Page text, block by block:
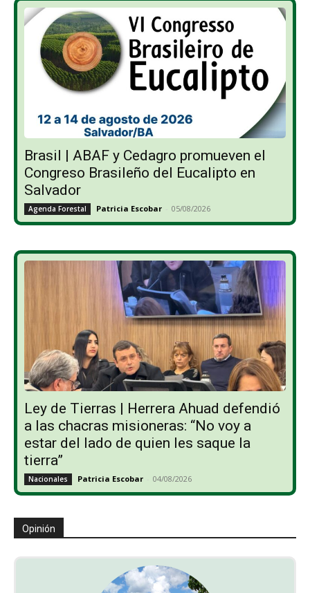
Brasil | ABAF y Cedagro promueven el
Congreso Brasileño del Eucalipto en
Salvador
Agenda Forestal Patricia Escobar - 05/08/2026
Ley de Tierras | Herrera Ahuad defendió
a las chacras misioneras: “No voy a
estar del lado de quien les saque la
tierra”
Nacionales Patricia Escobar - 04/08/2026
Opinión